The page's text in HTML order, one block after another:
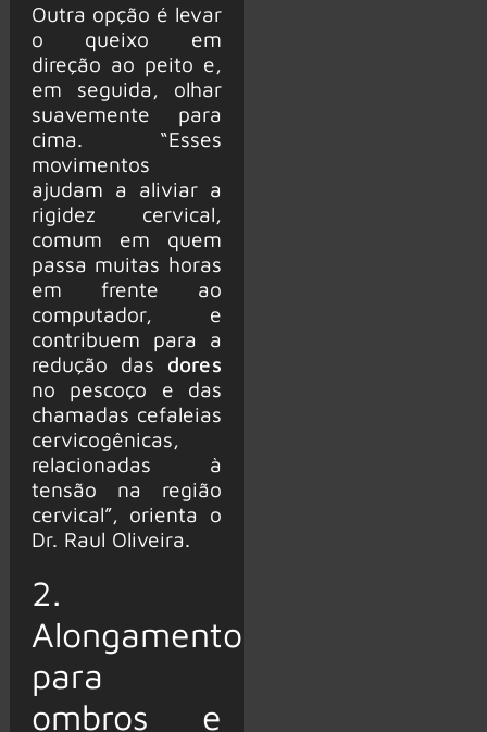
Outra opção é levar
o queixo em
direção ao peito e,
em seguida, olhar
suavemente para
cima. “Esses
movimentos
ajudam a aliviar a
rigidez cervical,
comum em quem
passa muitas horas
em frente ao
computador, e
contribuem para a
redução das dores
no pescoço e das
chamadas cefaleias
cervicogênicas,
relacionadas à
tensão na região
cervical”, orienta o
Dr. Raul Oliveira.
2.
Alongamento
para
ombros e